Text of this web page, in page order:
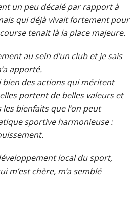
un peu décalé par rapport à
qui déjà vivait fortement pour
tenait là la place majeure.
au sein d’un club et je sais
apporté.
bien des actions qui méritent
portent de belles valeurs et
bienfaits que l’on peut
sportive harmonieuse :
local du sport,
m’est chère, m’a semblé